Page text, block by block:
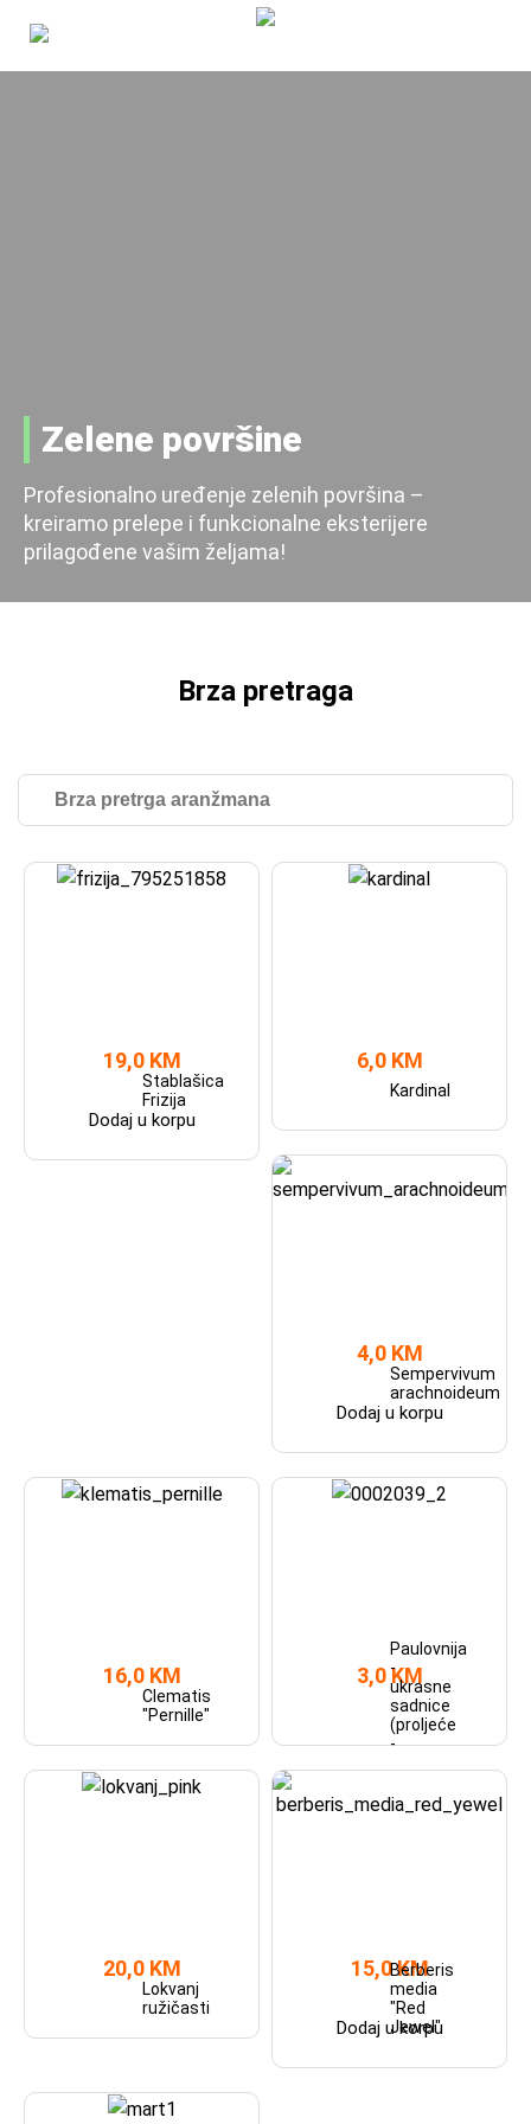
Zelene površine
Profesionalno uređenje zelenih površina –
kreiramo prelepe i funkcionalne eksterijere
prilagođene vašim željama!
Brza pretraga
Kontakt
19,0 KM
Stablašica
Frizija
Dodaj u korpu
6,0 KM
Kardinal
4,0 KM
Sempervivum
arachnoideum
Dodaj u korpu
16,0 KM
Clematis
"Pernille"
3,0 KM
Paulovnija
-
ukrasne
sadnice
(proljeće
-
20,0 KM
Lokvanj
ružičasti
15,0 KM
Berberis
media
"Red
Jewel"
Dodaj u korpu